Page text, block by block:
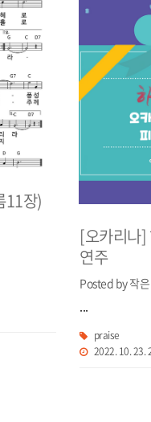
11장)
[오카리나]
연주
Posted by 작
...
praise
2022. 10. 23.